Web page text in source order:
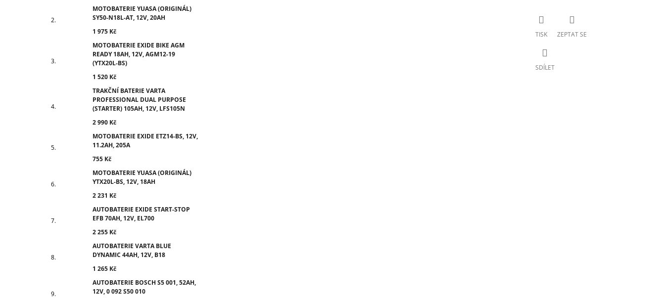
MOTOBATERIE YUASA (ORIGINÁL)
SY50-N18L-AT, 12V, 20AH
1 975 Kč
MOTOBATERIE EXIDE BIKE AGM
READY 18AH, 12V, AGM12-19
(YTX20L-BS)
1 520 Kč
TRAKČNÍ BATERIE VARTA
PROFESSIONAL DUAL PURPOSE
(STARTER) 105AH, 12V, LFS105N
2 990 Kč
MOTOBATERIE EXIDE ETZ14-BS, 12V,
11.2AH, 205A
755 Kč
MOTOBATERIE YUASA (ORIGINÁL)
YTX20L-BS, 12V, 18AH
2 231 Kč
AUTOBATERIE EXIDE START-STOP
EFB 70AH, 12V, EL700
2 255 Kč
AUTOBATERIE VARTA BLUE
DYNAMIC 44AH, 12V, B18
1 265 Kč
AUTOBATERIE BOSCH S5 001, 52AH,
12V, 0 092 S50 010
TISK ZEPTAT SE
SDÍLET